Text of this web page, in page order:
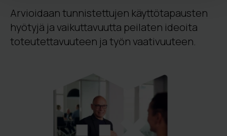
Arvioidaan tunnistettujen käyttötapausten
hyötyjä ja vaikuttavuutta peilaten ideoita
toteutettavuuteen ja työn vaativuuteen.